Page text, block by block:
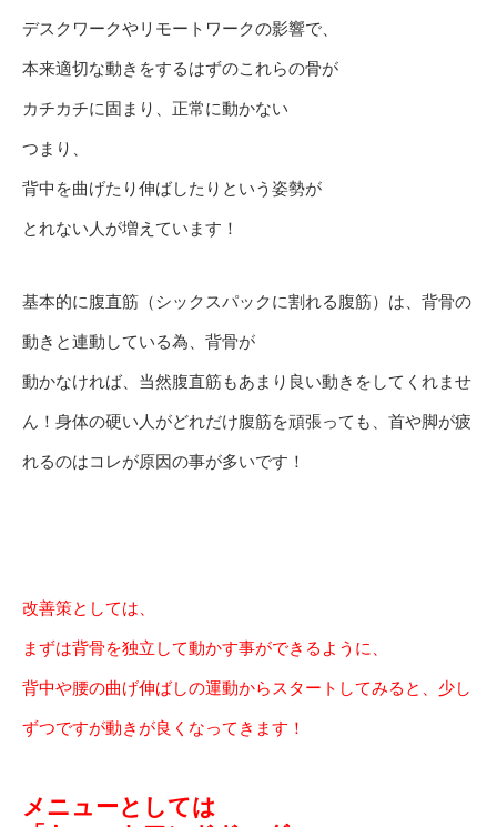
デスクワークやリモートワークの影響で、
本来適切な動きをするはずのこれらの骨が
カチカチに固まり、正常に動かない
つまり、
背中を曲げたり伸ばしたりという姿勢が
とれない人が増えています！
基本的に腹直筋（シックスパックに割れる腹筋）は、背骨の
動きと連動している為、背骨が
動かなければ、当然腹直筋もあまり良い動きをしてくれませ
ん！身体の硬い人がどれだけ腹筋を頑張っても、首や脚が疲
れるのはコレが原因の事が多いです！
改善策としては、
まずは背骨を独立して動かす事ができるように、
背中や腰の曲げ伸ばしの運動からスタートしてみると、少し
ずつですが動きが良くなってきます！
メニューとしては